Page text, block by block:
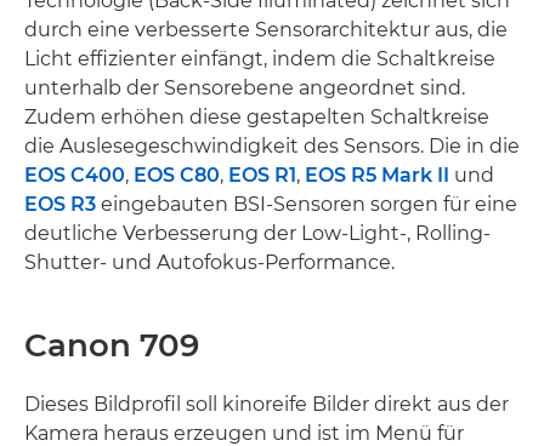
durch eine verbesserte Sensorarchitektur aus, die
Licht effizienter einfängt, indem die Schaltkreise
unterhalb der Sensorebene angeordnet sind.
Zudem erhöhen diese gestapelten Schaltkreise
die Auslesegeschwindigkeit des Sensors. Die in die
EOS C400, EOS C80, EOS R1, EOS R5 Mark II und
EOS R3 eingebauten BSI-Sensoren sorgen für eine
deutliche Verbesserung der Low-Light-, Rolling-
Shutter- und Autofokus-Performance.
Canon 709
Dieses Bildprofil soll kinoreife Bilder direkt aus der
Kamera heraus erzeugen und ist im Menü für